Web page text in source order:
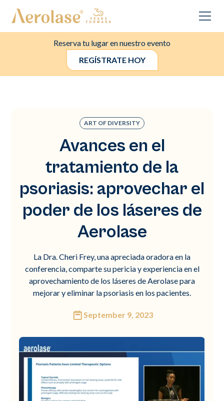
Reserva tu lugar en nuestro evento
REGÍSTRATE HOY
ART OF DIVERSITY
Avances en el
tratamiento de la
psoriasis: aprovechar el
poder de los láseres de
Aerolase
La Dra. Cheri Frey, una apreciada oradora en la
conferencia, comparte su pericia y experiencia en el
aprovechamiento de los láseres de Aerolase para
mejorar y eliminar la psoriasis en los pacientes.
September 9, 2023